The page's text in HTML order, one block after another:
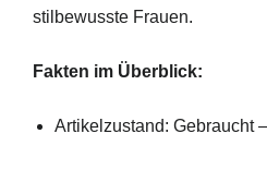
stilbewusste Frauen.
Fakten im Überblick:
Artikelzustand: Gebraucht